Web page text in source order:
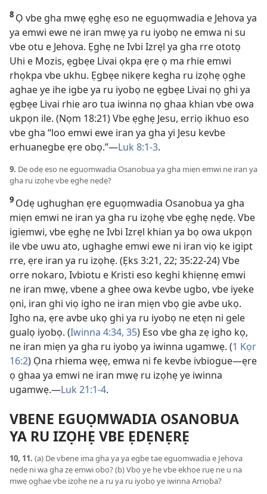
8 Ọ vbe gha mwẹ ẹghẹ eso ne eguọmwadia e Jehova ya
ya emwi ewe ne iran mwẹ ya ru iyobọ ne emwa ni su
vbe otu e Jehova. Ẹghẹ ne Ivbi Izrẹl ya gha rre ototọ
Uhi e Mozis, ẹgbẹe Livai ọkpa ẹre ọ ma rhie emwi
rhọkpa vbe ukhu. Ẹgbẹe nikẹre kegha ru izọhẹ ọghe
aghae ye ihe igbe ya ru iyobọ ne ẹgbẹe Livai nọ ghi ya
ẹgbẹe Livai rhie aro tua iwinna nọ ghaa khian vbe owa
ukpọn ile. (Nọm 18:21) Vbe ẹghẹ Jesu, erriọ ikhuo eso
vbe gha “loo emwi ewe iran ya gha yi Jesu kevbe
erhuanegbe ẹre obọ.”—Luk 8:1-3.
9. De odẹ eso ne eguọmwadia Osanobua ya gha miẹn emwi ne iran ya
gha ru izọhẹ vbe ẹghẹ nẹdẹ?
9 Odẹ ughughan ẹre eguọmwadia Osanobua ya gha
miẹn emwi ne iran ya gha ru izọhẹ vbe ẹghẹ nẹdẹ. Vbe
igiemwi, vbe ẹghẹ ne Ivbi Izrẹl khian ya bọ owa ukpọn
ile vbe uwu ato, ughaghe emwi ewe ni iran viọ ke igipt
rre, ẹre iran ya ru izọhẹ. (Ẹks 3:21, 22; 35:22-24) Vbe
orre nokaro, Ivbiotu e Kristi eso keghi khiẹnnẹ emwi
ne iran mwẹ, vbene a ghee owa kevbe ugbo, vbe iyeke
ọni, iran ghi viọ igho ne iran miẹn vbọ gie avbe ukọ.
Igho na, ẹre avbe ukọ ghi ya ru iyobọ ne etẹn ni gele
gualọ iyobọ. (Iwinna 4:34, 35) Eso vbe gha zẹ igho kọ,
ne iran miẹn ya gha ru iyobọ ya iwinna ugamwẹ. (1 Kọr
16:2) Ọna rhiema wẹẹ, emwa ni fe kevbe ivbiogue—ẹre
ọ ghaa ya emwi ne iran mwẹ ru izọhẹ ye iwinna
ugamwẹ.—Luk 21:1-4.
VBENE EGUỌMWADIA OSANOBUA
YA RU IZỌHẸ VBE ẸDẸNẸRẸ
10, 11. (a) De vbene ima gha ya ya egbe tae eguọmwadia e Jehova
nẹdẹ ni wa gha zẹ emwi obọ? (b) Vbọ ye hẹ vbe ekhọe ruẹ ne u na
mwẹ ọghae vbe izọhẹ ne a ru ya ru iyobọ ye iwinna Arriọba?